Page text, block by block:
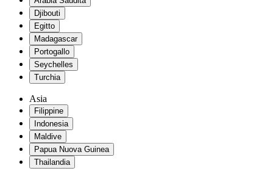
Djibouti
Egitto
Madagascar
Portogallo
Seychelles
Turchia
Asia
Filippine
Indonesia
Maldive
Papua Nuova Guinea
Thailandia